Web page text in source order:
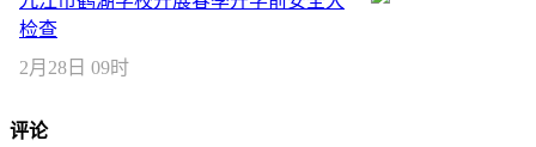
检查
2月28日 09时
评论